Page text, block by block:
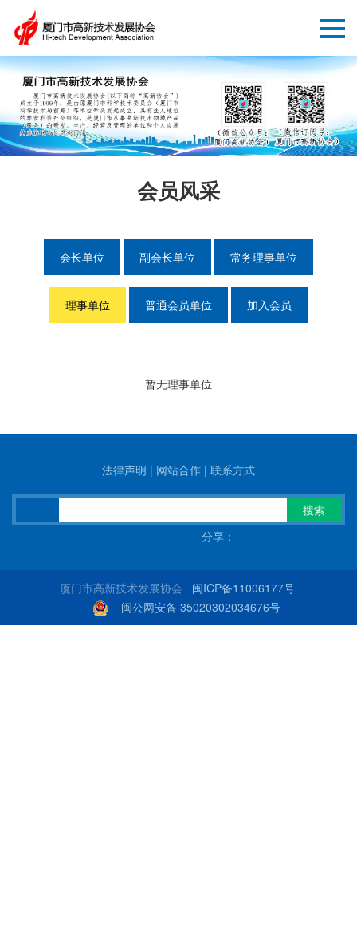
会员风采
会长单位 副会长单位 常务理事单位
理事单位 普通会员单位 加入会员
暂无理事单位
法律声明 | 网站合作 | 联系方式
搜索
分享：
厦门市高新技术发展协会 闽ICP备11006177号
闽公网安备 35020302034676号